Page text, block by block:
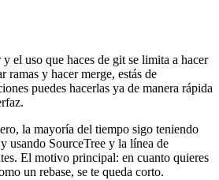
el uso que haces de git se limita a hacer
ramas y hacer merge, estás de
puedes hacerlas ya de manera rápida
la mayoría del tiempo sigo teniendo
usando SourceTree y la línea de
El motivo principal: en cuanto quieres
un rebase, se te queda corto.